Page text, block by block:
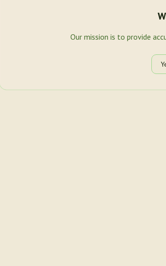
Our mission is to provide